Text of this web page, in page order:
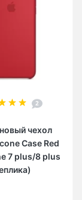
2
чехол
Case Red
7 plus/8 plus